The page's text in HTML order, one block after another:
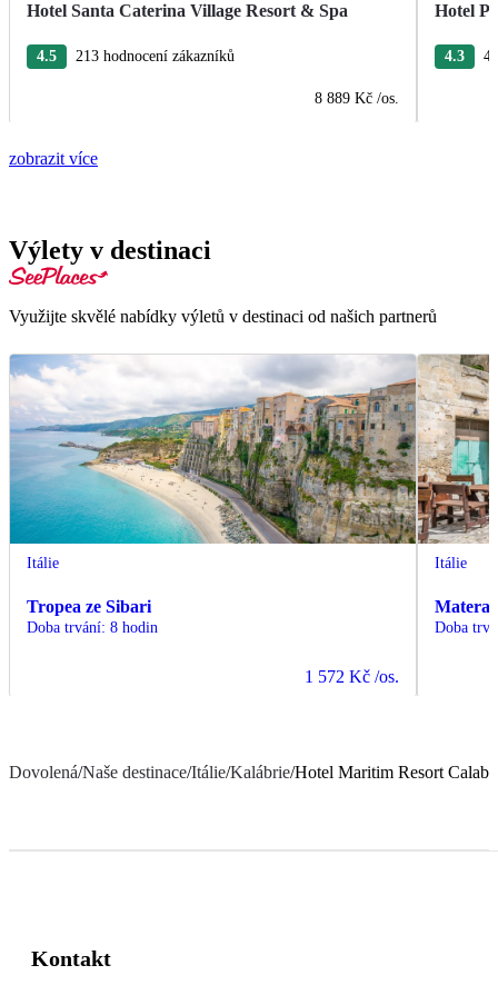
Hotel Santa Caterina Village Resort & Spa
4.5 213 hodnocení zákazníků
8 889 Kč /os.
Hotel
4.3
zobrazit více
Výlety v destinaci
Využijte skvělé nabídky výletů v destinaci od našich partnerů
Itálie
Tropea ze Sibari
Doba trvání: 8 hodin
1 572 Kč /os.
Itálie
Matera
Doba
Dovolená/Naše destinace/Itálie/Kalábrie/Hotel Maritim Resort
Kontakt